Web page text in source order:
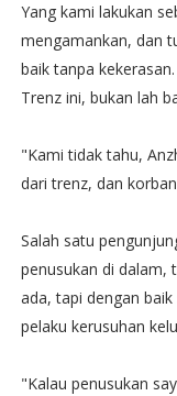
Yang kami lakukan
mengamankan, dan
baik tanpa
Trenz ini, bukan lah
"Kami tidak tahu,
dari trenz, dan
Salah satu
penusukan di dalam,
ada, tapi dengan
pelaku kerusuhan
"Kalau penusukan